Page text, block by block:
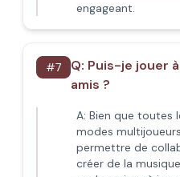
engageant.
#7 Q: Puis-je jouer
amis ?
A: Bien que toutes
modes
permettre de
créer de la